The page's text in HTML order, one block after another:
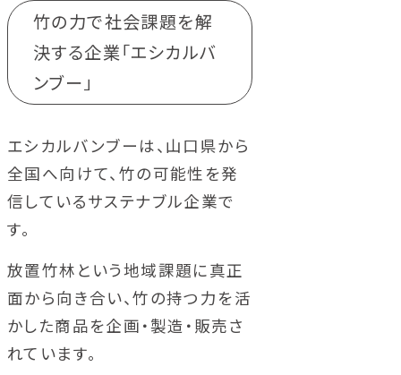
竹の力で社会課題を解
決する企業「エシカルバ
ンブー」
エシカルバンブーは、山口県から
全国へ向けて、竹の可能性を発
信しているサステナブル企業で
す。
放置竹林という地域課題に真正
面から向き合い、竹の持つ力を活
かした商品を企画・製造・販売さ
れています。